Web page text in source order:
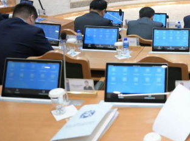
Бөх
Сагсан бөмбөг
Хөлбөмбөг
Олимпын төрөл
Тулааны спорт
Олимпын бус
Олимп 2024